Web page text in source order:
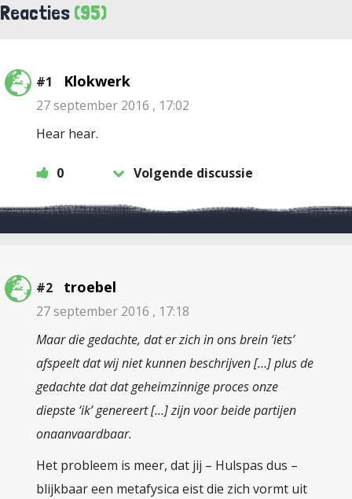
Reacties (95)
#1 Klokwerk
27 september 2016 , 17:02
Hear hear.
0 Volgende discussie
#2 troebel
27 september 2016 , 17:18
Maar die gedachte, dat er zich in ons brein ‘iets’
afspeelt dat wij niet kunnen beschrijven […] plus de
gedachte dat dat geheimzinnige proces onze
diepste ‘ik’ genereert […] zijn voor beide partijen
onaanvaardbaar.
Het probleem is meer, dat jij – Hulspas dus –
blijkbaar een metafysica eist die zich vormt uit